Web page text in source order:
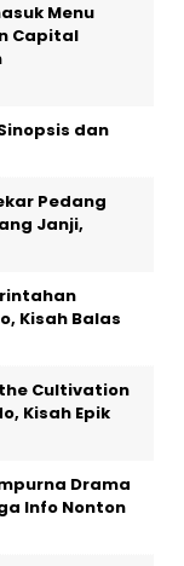
Menu
Capital
dan
Pedang
Janji,
Kisah Balas
Cultivation
Kisah Epik
Drama
Info Nonton